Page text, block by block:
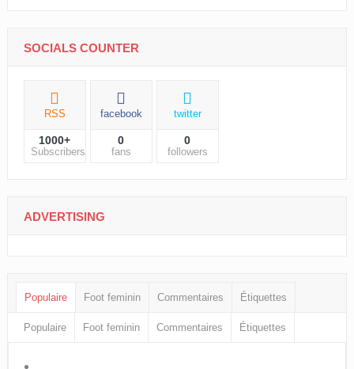
SOCIALS COUNTER
RSS
1000+
Subscribers
facebook
0
fans
twitter
0
followers
ADVERTISING
Populaire Foot feminin Commentaires Étiquettes
Populaire Foot feminin Commentaires Étiquettes